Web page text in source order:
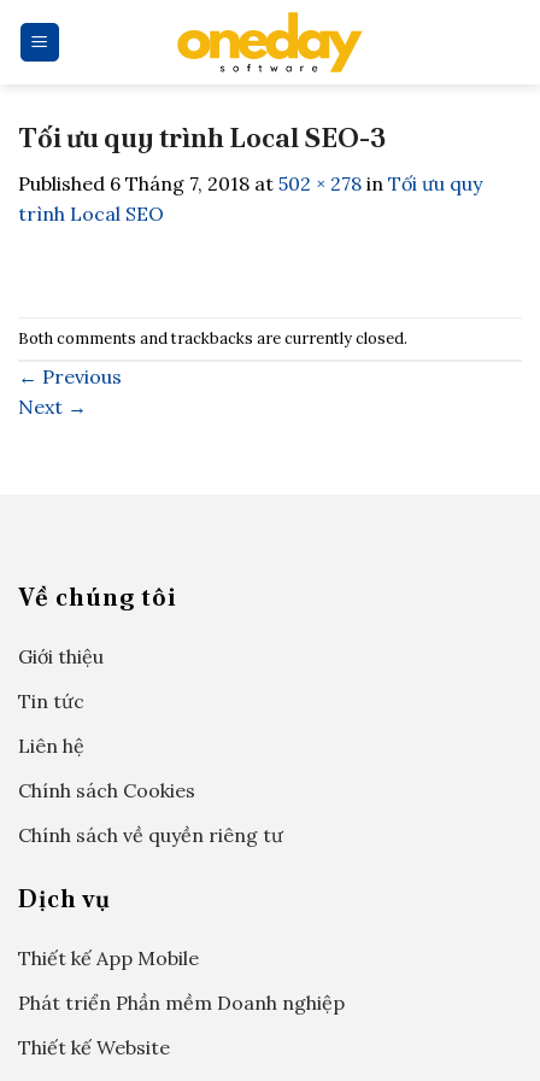
Tối ưu quy trình Local SEO-3
Published 6 Tháng 7, 2018 at 502 × 278 in Tối ưu quy
trình Local SEO
Both comments and trackbacks are currently closed.
← Previous
Next →
Về chúng tôi
Giới thiệu
Tin tức
Liên hệ
Chính sách Cookies
Chính sách về quyền riêng tư
Dịch vụ
Thiết kế App Mobile
Phát triển Phần mềm Doanh nghiệp
Thiết kế Website